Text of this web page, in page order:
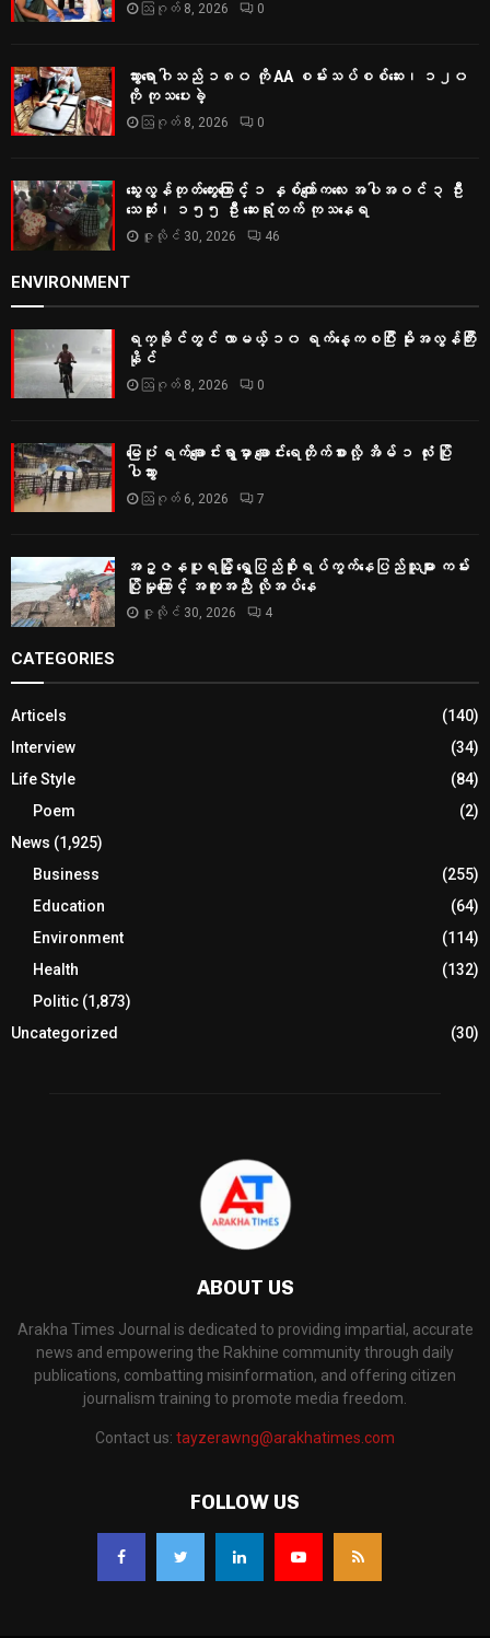
ဩဂုတ် 8, 2026 0
သွားရောဂါသည် ၁၈၀ ကို AA စမ်းသပ်စစ်ဆေး၊ ၁၂၀
ကို ကုသပေးခဲ့
ဩဂုတ် 8, 2026 0
သွေးလွန်တုတ်ကွေးကြောင့် ၁ နှစ်ကျော်ကလေး အပါအဝင် ၃ ဦး
သေဆုံး၊ ၁၅၅ ဦး ဆေးရုံတက် ကုသနေရ
ဇူလိုင် 30, 2026 46
ENVIRONMENT
ရက္ခိုင်တွင် လာမယ့် ၁၀ ရက်နေ့ကစပြီး မိုးအလွန်ကြီး
နိုင်
ဩဂုတ် 8, 2026 0
မြေပုံ ရက်ချောင်းရွာမှာ ချောင်းရေတိုက်စားလို့ အိမ် ၁ လုံး ပြို
ပါသွား
ဩဂုတ် 6, 2026 7
အဥ္ဇနပူရမြို့ ရွှေပြည်စိုးရပ်ကွက်နေပြည်သူများ ကမ်း
ပြိုမှုကြောင့် အကူအညီ လိုအပ်နေ
ဇူလိုင် 30, 2026 4
CATEGORIES
Articels
(140)
Interview
(34)
Life Style
(84)
Poem
(2)
News (1,925)
Business
(255)
Education
(64)
Environment
(114)
Health
(132)
Politic (1,873)
Uncategorized
(30)
ABOUT US
Arakha Times Journal is dedicated to providing impartial, accurate
news and empowering the Rakhine community through daily
publications, combatting misinformation, and offering citizen
journalism training to promote media freedom.
Contact us: tayzerawng@arakhatimes.com
FOLLOW US